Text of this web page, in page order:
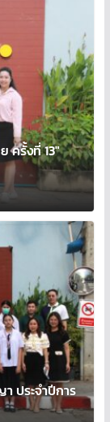
ครั้งที่ 13″
ประจำปีการ